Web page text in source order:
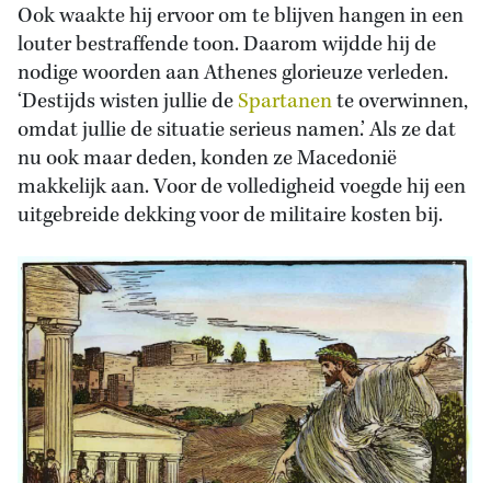
Ook waakte hij ervoor om te blijven hangen in een
louter bestraffende toon. Daarom wijdde hij de
nodige woorden aan Athenes glorieuze verleden.
‘Destijds wisten jullie deSpartanente overwinnen,
omdat jullie de situatie serieus namen.’ Als ze dat
nu ook maar deden, konden ze Macedonië
makkelijk aan. Voor de volledigheid voegde hij een
uitgebreide dekking voor de militaire kosten bij.